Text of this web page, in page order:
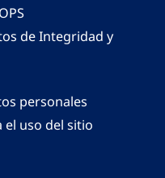
de Integridad y
personales
el uso del sitio